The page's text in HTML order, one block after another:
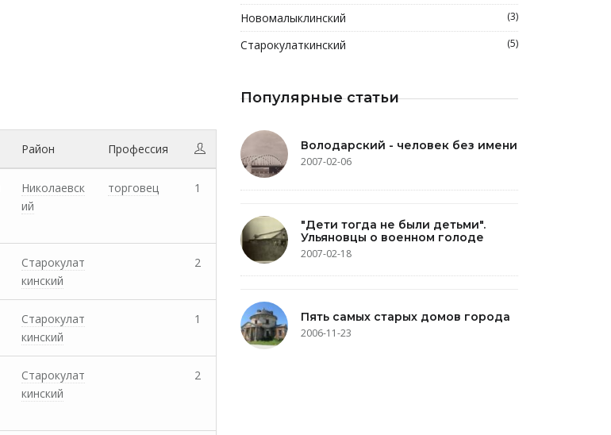
Район Профессия
Николаевск
ий
торговец 1
Старокулат
кинский
2
Старокулат
кинский
1
Старокулат
кинский
2
Новомалыклинский (3)
Старокулаткинский (5)
Популярные статьи
Володарский - человек без имени
2007-02-06
"Дети тогда не были детьми".
Ульяновцы о военном голоде
2007-02-18
Пять самых старых домов города
2006-11-23